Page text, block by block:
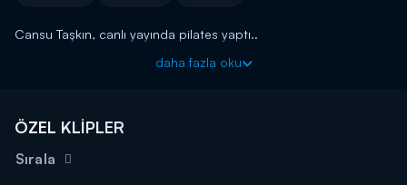
Cansu Taşkın, canlı yayında pilates yaptı..
daha fazla oku
ÖZEL KLİPLER
Sırala